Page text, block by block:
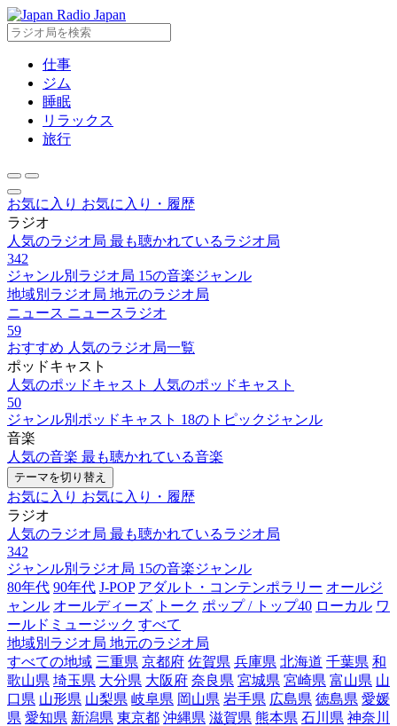
Radio Japan
仕事
ジム
睡眠
リラックス
旅行
お気に入り お気に入り・履歴
ラジオ
人気のラジオ局 最も聴かれているラジオ局
342
ジャンル別ラジオ局 15の音楽ジャンル
地域別ラジオ局 地元のラジオ局
ニュース ニュースラジオ
59
おすすめ 人気のラジオ局一覧
ポッドキャスト
人気のポッドキャスト
人気のポッドキャスト
50
ジャンル別ポッドキャスト 18のトピックジャンル
音楽
人気の音楽 最も聴かれている音楽
テーマを切り替え
お気に入り お気に入り・履歴
ラジオ
人気のラジオ局 最も聴かれているラジオ局
342
ジャンル別ラジオ局 15の音楽ジャンル
80年代 90年代 J-POP アダルト・コンテンポラリー オールジ
ャンル オールディーズ トーク ポップ / トップ40 ローカル ワ
ールドミュージック すべて
地域別ラジオ局 地元のラジオ局
すべての地域 三重県 京都府 佐賀県 兵庫県 北海道 千葉県 和
歌山県 埼玉県 大分県 大阪府 奈良県 宮城県 宮崎県 富山県 山
口県 山形県 山梨県 岐阜県 岡山県 岩手県 広島県 徳島県 愛媛
県 愛知県 新潟県 東京都 沖縄県 滋賀県 熊本県 石川県 神奈川